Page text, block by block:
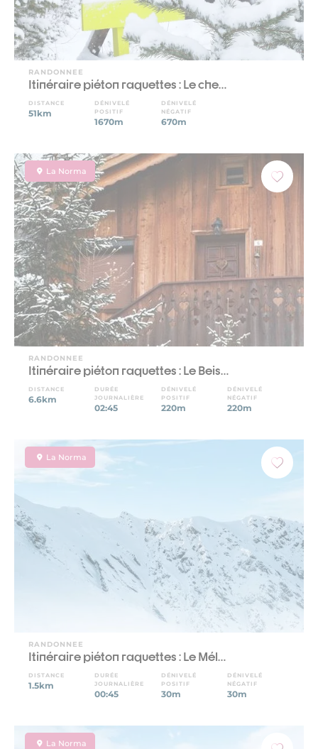
RANDONNEE
Itinéraire piéton raquettes : Le che…
DISTANCE
51km
DÉNIVELÉ
POSITIF
1670m
DÉNIVELÉ
NÉGATIF
670m
La Norma
RANDONNEE
Itinéraire piéton raquettes : Le Beis…
DISTANCE
6.6km
DURÉE
JOURNALIÈRE
02:45
DÉNIVELÉ
POSITIF
220m
DÉNIVELÉ
NÉGATIF
220m
La Norma
RANDONNEE
Itinéraire piéton raquettes : Le Mél…
DISTANCE
1.5km
DURÉE
JOURNALIÈRE
00:45
DÉNIVELÉ
POSITIF
30m
DÉNIVELÉ
NÉGATIF
30m
La Norma